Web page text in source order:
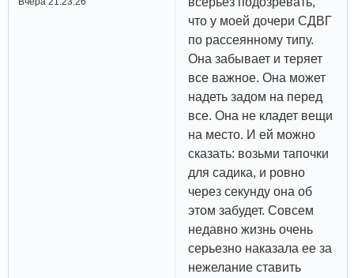
что у моей дочери СДВГ
по рассеянному типу.
Она забывает и теряет
все важное. Она может
надеть задом на перед
все. Она не кладет вещи
на место. И ей можно
сказать: возьми тапочки
для садика, и ровно
через секунду она об
этом забудет. Совсем
недавно жизнь очень
серьезно наказала ее за
нежелание ставить